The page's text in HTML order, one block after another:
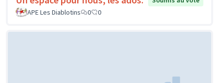
APE Les Diablotins
0 0